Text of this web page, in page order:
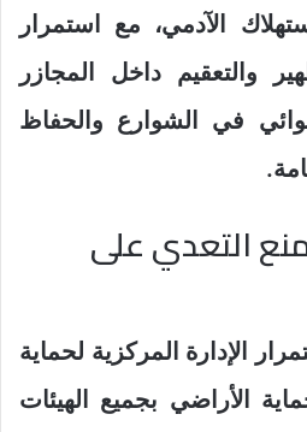
الآدمي، مع استمرار
والتعقيم داخل المجازر
في الشوارع والحفاظ
التعدي على
الإدارة المركزية لحماية
الأراضي بجميع الهيئات